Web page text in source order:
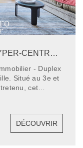
APPARTEMENT À VENDRE - HYPER-CENTRE DE SAINT-GERMAIN-EN-LAYE - 4 CHAMBRES
- Duplex
et
cet
au coeur de
généreux
famille et amis.
DÉCOUVRIR